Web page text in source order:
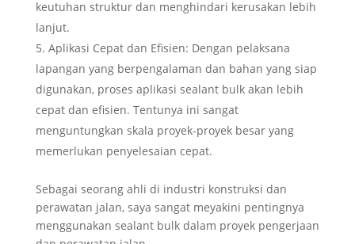
keutuhan struktur dan menghindari kerusakan lebih
lanjut.
Aplikasi Cepat dan Efisien: Dengan pelaksana
lapangan yang berpengalaman dan bahan yang siap
digunakan, proses aplikasi sealant bulk akan lebih
cepat dan efisien. Tentunya ini sangat
menguntungkan skala proyek-proyek besar yang
memerlukan penyelesaian cepat.
Sebagai seorang ahli di industri konstruksi dan
perawatan jalan, saya sangat meyakini pentingnya
menggunakan sealant bulk dalam proyek pengerjaan